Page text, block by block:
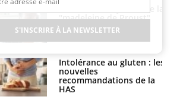
"madeleine de Proust"
enfin expliqué
Intolérance au gluten : les
nouvelles
recommandations de la
HAS
S'INSCRIRE À LA NEWSLETTER